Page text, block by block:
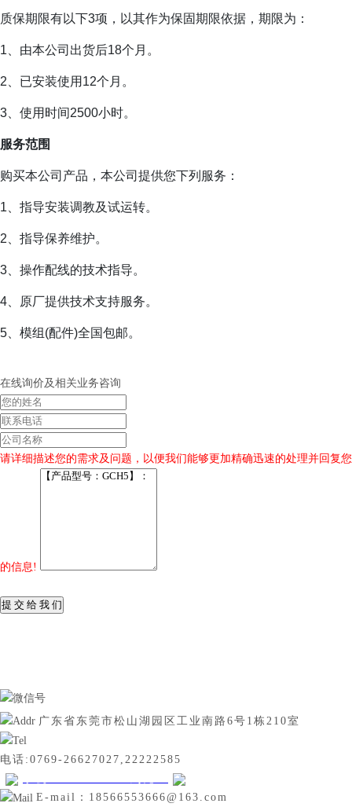
质保期限有以下3项，以其作为保固期限依据，期限为：
1、由本公司出货后18个月。
2、已安装使用12个月。
3、使用时间2500小时。
服务范围
购买本公司产品，本公司提供您下列服务：
1、指导安装调教及试运转。
2、指导保养维护。
3、操作配线的技术指导。
4、原厂提供技术支持服务。
5、模组(配件)全国包邮。
在线询价及相关业务咨询
请详细描述您的需求及问题，以便我们能够更加精确迅速的处理并回复您
的信息!
提 交 给 我 们
广东省东莞市松山湖园区工业南路6号1栋210室
电话:0769-26627027,22222585
E-mail：18566553666@163.com